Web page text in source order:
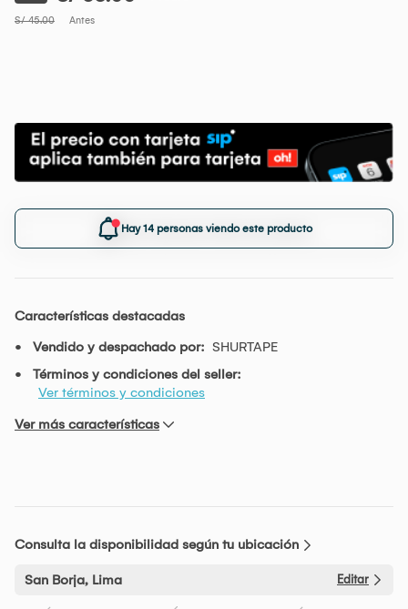
S/ 45.00 Antes
Hay 14 personas viendo este producto
Características destacadas
Vendido y despachado por: SHURTAPE
Términos y condiciones del seller:
Ver términos y condiciones
Ver más características
Consulta la disponibilidad según tu ubicación
San Borja, Lima Editar